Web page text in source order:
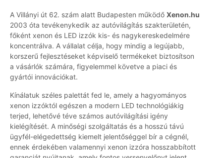
A Villányi út 62. szám alatt Budapesten működő Xenon.hu
2003 óta tevékenykedik az autóvilágítás szakterületén,
főként xenon és LED izzók kis- és nagykereskedelmére
koncentrálva. A vállalat célja, hogy mindig a legújabb,
korszerű fejlesztéseket képviselő termékeket biztosítson
a vásárlók számára, figyelemmel követve a piaci és
gyártói innovációkat.
Kínálatuk széles palettát fed le, amely a hagyományos
xenon izzóktól egészen a modern LED technológiákig
terjed, lehetővé téve számos autóvilágítási igény
kielégítését. A minőségi szolgáltatás és a hosszú távú
ügyfél-elégedettség kiemelt jelentőséggel bír a cégnél,
ennek érdekében valamennyi xenon izzóra hosszabbított